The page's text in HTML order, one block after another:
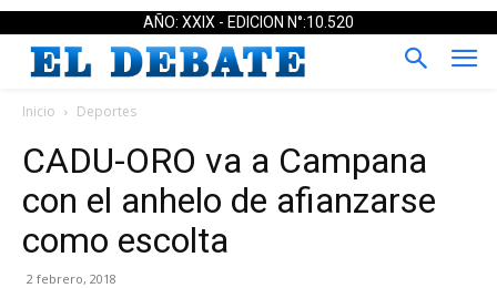
AÑO: XXIX - EDICION N°:10.520
Inicio Deportes
CADU-ORO va a Campana
con el anhelo de afianzarse
como escolta
2 febrero, 2018